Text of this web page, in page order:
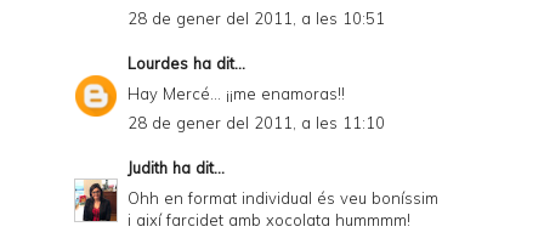
28 de gener del 2011, a les 10:51
Lourdes ha dit...
Hay Mercé... ¡¡me enamoras!!
28 de gener del 2011, a les 11:10
Judith ha dit...
Ohh en format individual és veu boníssim
i així farcidet amb xocolata hummmm!